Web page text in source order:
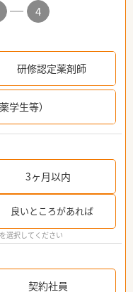
4
研修認定薬剤師
学生等）
3ヶ月以内
良いところがあれば
選択してください
契約社員